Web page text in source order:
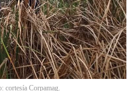
cortesía Corpamag.